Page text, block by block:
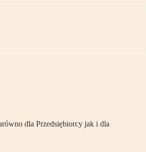
dla Przedsiębiorcy jak i dla